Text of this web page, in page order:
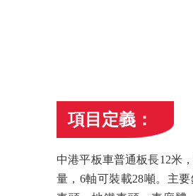
項目定義：
中港平板車普通板長12米
量，6軸可裝載28噸。主